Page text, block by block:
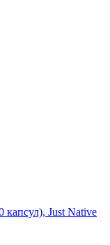
Just Native